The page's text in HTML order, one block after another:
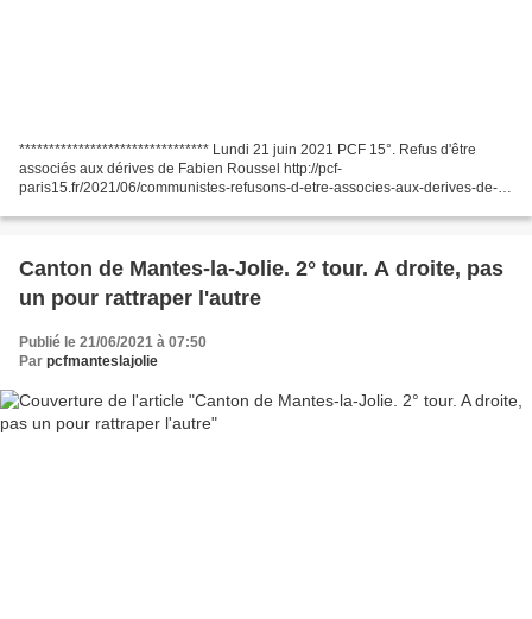
******************************** Lundi 21 juin 2021 PCF 15°. Refus d'être
associés aux dérives de Fabien Roussel http://pcf-
paris15.fr/2021/06/communistes-refusons-d-etre-associes-aux-derives-de-
Canton de Mantes-la-Jolie. 2° tour. A droite, pas
un pour rattraper l'autre
Publié le 21/06/2021 à 07:50
Par pcfmanteslajolie